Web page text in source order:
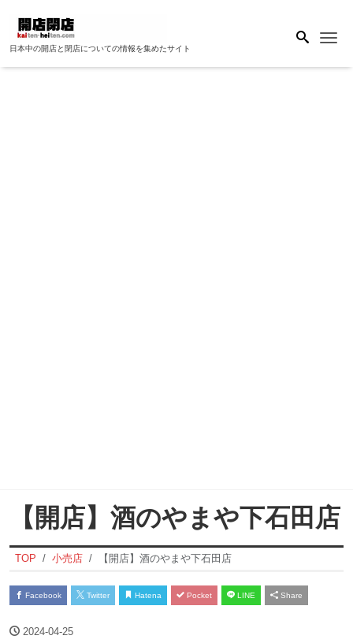
日本中の開店と閉店についての情報を集めたサイト
【開店】酒のやまや下石田店
TOP 小売店 【開店】酒のやまや下石田店
Facebook Twitter Hatena Pocket LINE Share
2024-04-25